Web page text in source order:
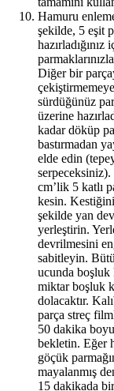
Hamuru
şekilde, 5 eşit
Diğer bir
sürdüğünüz
üzerine
kadar döküp
bastırmadan
elde edin
cm’lik 5 katlı
kesin.
şekilde yan
yerleştirin.
devrilmesini
sabitleyin.
ucunda boşluk
miktar boşluk
dolacaktır.
parça streç
50 dakika
bekletin. Eğer
göçük
mayalanmış
15 dakikada